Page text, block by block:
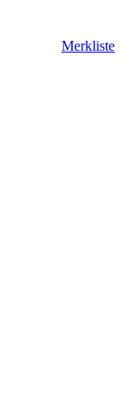
Merkliste